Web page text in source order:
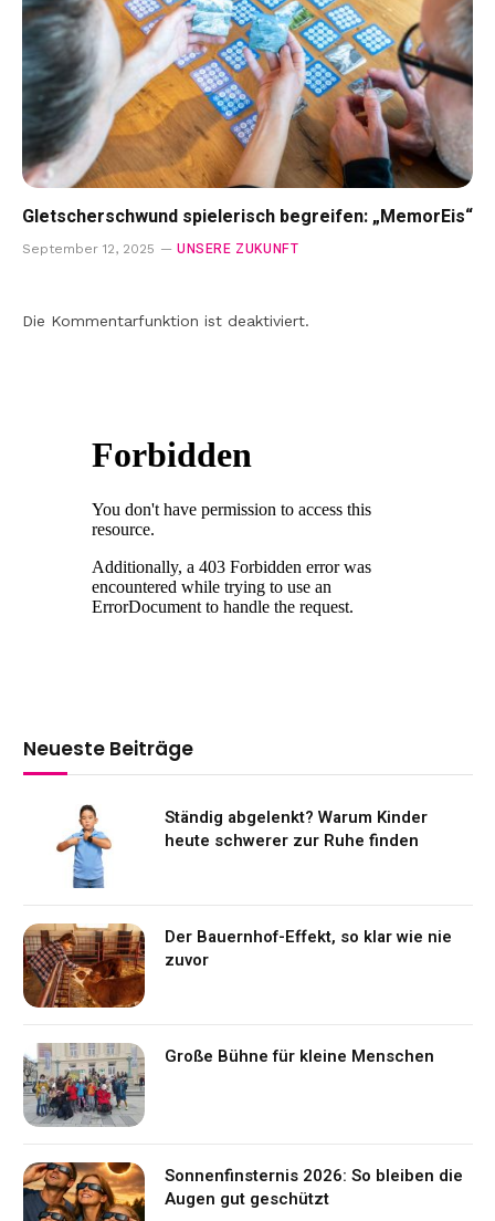
Gletscherschwund spielerisch begreifen: „MemorEis“
September 12, 2025 UNSERE ZUKUNFT
Die Kommentarfunktion ist deaktiviert.
Neueste Beiträge
Ständig abgelenkt? Warum Kinder
heute schwerer zur Ruhe finden
Der Bauernhof-Effekt, so klar wie nie
zuvor
Große Bühne für kleine Menschen
Sonnenfinsternis 2026: So bleiben die
Augen gut geschützt